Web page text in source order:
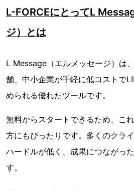
L-FORCEにとってL
ジ）とは
L Message（エルメッセージ）は
舗、中小企業が手軽に低コストで
められる優れたツールです。
無料からスタートできるため、こ
方にもぴったりです。多くのクラ
ハードルが低く、成果につながっ
す。